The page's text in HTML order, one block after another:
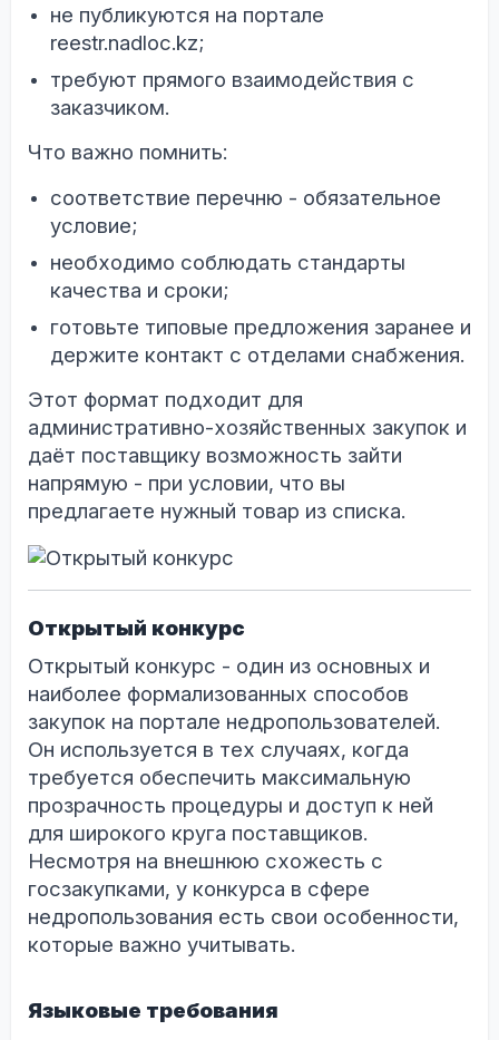
не публикуются на портале
reestr.nadloc.kz;
требуют прямого взаимодействия с
заказчиком.
Что важно помнить:
соответствие перечню - обязательное
условие;
необходимо соблюдать стандарты
качества и сроки;
готовьте типовые предложения заранее и
держите контакт с отделами снабжения.
Этот формат подходит для
административно-хозяйственных закупок и
даёт поставщику возможность зайти
напрямую - при условии, что вы
предлагаете нужный товар из списка.
Открытый конкурс
Открытый конкурс - один из основных и
наиболее формализованных способов
закупок на портале недропользователей.
Он используется в тех случаях, когда
требуется обеспечить максимальную
прозрачность процедуры и доступ к ней
для широкого круга поставщиков.
Несмотря на внешнюю схожесть с
госзакупками, у конкурса в сфере
недропользования есть свои особенности,
которые важно учитывать.
Языковые требования